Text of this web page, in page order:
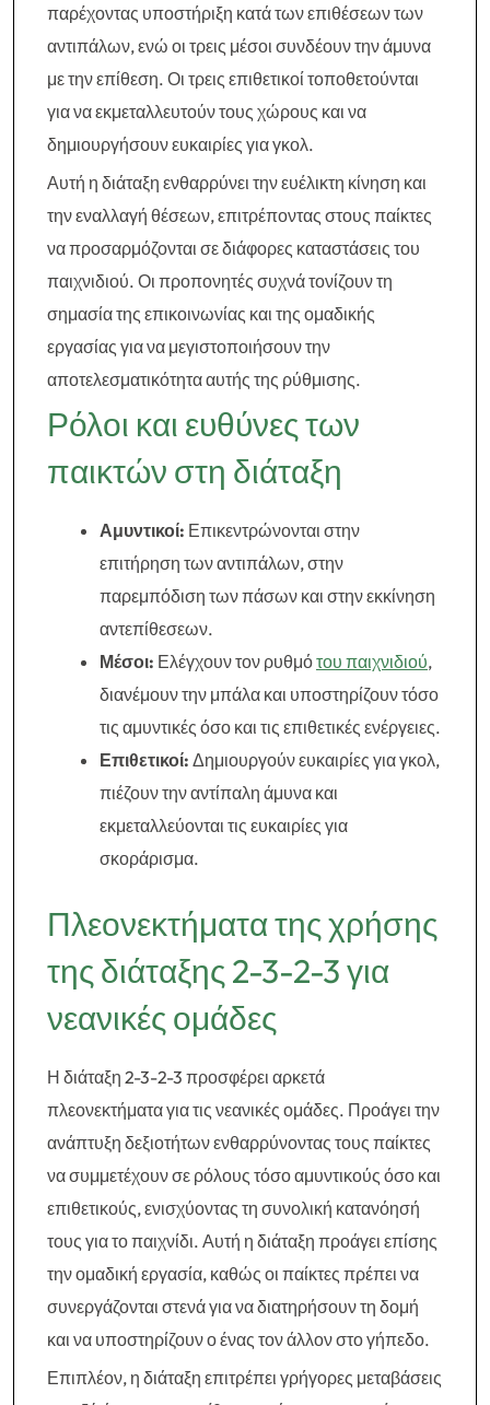
παρέχοντας υποστήριξη κατά των επιθέσεων των
αντιπάλων, ενώ οι τρεις μέσοι συνδέουν την άμυνα
με την επίθεση. Οι τρεις επιθετικοί τοποθετούνται
για να εκμεταλλευτούν τους χώρους και να
δημιουργήσουν ευκαιρίες για γκολ.
Αυτή η διάταξη ενθαρρύνει την ευέλικτη κίνηση και
την εναλλαγή θέσεων, επιτρέποντας στους παίκτες
να προσαρμόζονται σε διάφορες καταστάσεις του
παιχνιδιού. Οι προπονητές συχνά τονίζουν τη
σημασία της επικοινωνίας και της ομαδικής
εργασίας για να μεγιστοποιήσουν την
αποτελεσματικότητα αυτής της ρύθμισης.
Ρόλοι και ευθύνες των
παικτών στη διάταξη
Αμυντικοί: Επικεντρώνονται στην
επιτήρηση των αντιπάλων, στην
παρεμπόδιση των πάσων και στην εκκίνηση
αντεπίθεσεων.
Μέσοι: Ελέγχουν τον ρυθμότου παιχνιδιού,
διανέμουν την μπάλα και υποστηρίζουν τόσο
τις αμυντικές όσο και τις επιθετικές ενέργειες.
Επιθετικοί: Δημιουργούν ευκαιρίες για γκολ,
πιέζουν την αντίπαλη άμυνα και
εκμεταλλεύονται τις ευκαιρίες για
σκοράρισμα.
Πλεονεκτήματα της χρήσης
της διάταξης 2-3-2-3 για
νεανικές ομάδες
Η διάταξη 2-3-2-3 προσφέρει αρκετά
πλεονεκτήματα για τις νεανικές ομάδες. Προάγει την
ανάπτυξη δεξιοτήτων ενθαρρύνοντας τους παίκτες
να συμμετέχουν σε ρόλους τόσο αμυντικούς όσο και
επιθετικούς, ενισχύοντας τη συνολική κατανόησή
τους για το παιχνίδι. Αυτή η διάταξη προάγει επίσης
την ομαδική εργασία, καθώς οι παίκτες πρέπει να
συνεργάζονται στενά για να διατηρήσουν τη δομή
και να υποστηρίζουν ο ένας τον άλλον στο γήπεδο.
Επιπλέον, η διάταξη επιτρέπει γρήγορες μεταβάσεις